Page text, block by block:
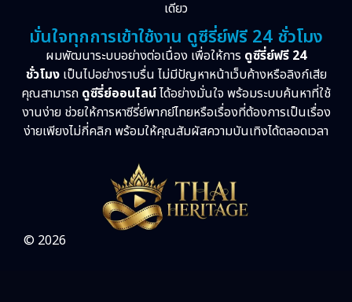
เดียว
มั่นใจทุกการเข้าใช้งาน ดูซีรี่ย์ฟรี 24 ชั่วโมง
ผมพัฒนาระบบอย่างต่อเนื่อง เพื่อให้การ ดูซีรี่ย์ฟรี 24
ชั่วโมงเป็นไปอย่างราบรื่น ไม่มีปัญหาหน้าเว็บค้างหรือลิงก์เสีย
คุณสามารถ ดูซีรี่ย์ออนไลน์ได้อย่างมั่นใจ พร้อมระบบค้นหาที่ใช้
งานง่าย ช่วยให้การหาซีรี่ย์พากย์ไทยหรือเรื่องที่ต้องการเป็นเรื่อง
ง่ายเพียงไม่กี่คลิก พร้อมให้คุณสัมผัสความบันเทิงได้ตลอดเวลา
© 2026